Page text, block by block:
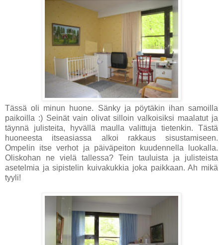
Tässä oli minun huone. Sänky ja pöytäkin ihan samoilla
paikoilla :) Seinät vain olivat silloin valkoisiksi maalatut ja
täynnä julisteita, hyvällä maulla valittuja tietenkin. Tästä
huoneesta itseasiassa alkoi rakkaus sisustamiseen.
Ompelin itse verhot ja päiväpeiton kuudennella luokalla.
Oliskohan ne vielä tallessa? Tein tauluista ja julisteista
asetelmia ja sipistelin kuivakukkia joka paikkaan. Ah mikä
tyyli!